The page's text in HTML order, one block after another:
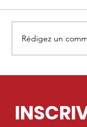
Appel à
fresque -
(91)
Rédigez un